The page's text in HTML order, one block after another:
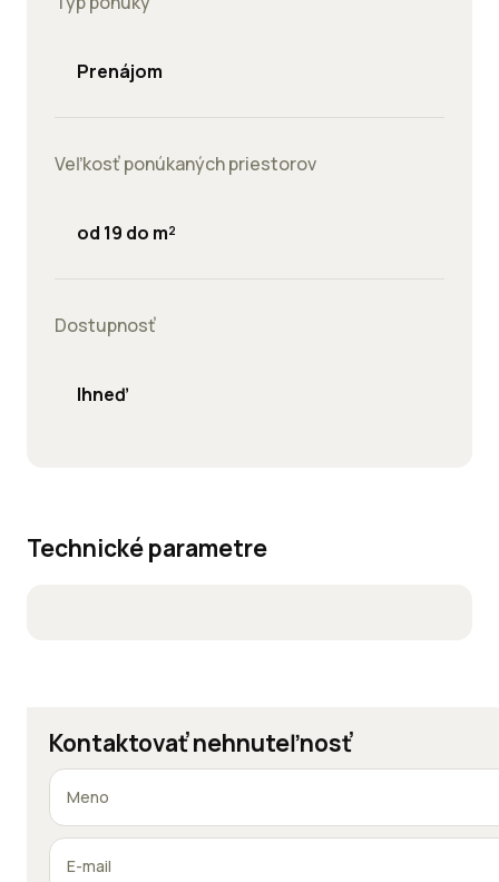
Prenájom
Veľkosť ponúkaných priestorov
od 19 do m²
Dostupnosť
Ihneď
Technické parametre
Kontaktovať nehnuteľnosť